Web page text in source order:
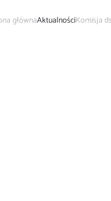
głównaAktualnościKomisja